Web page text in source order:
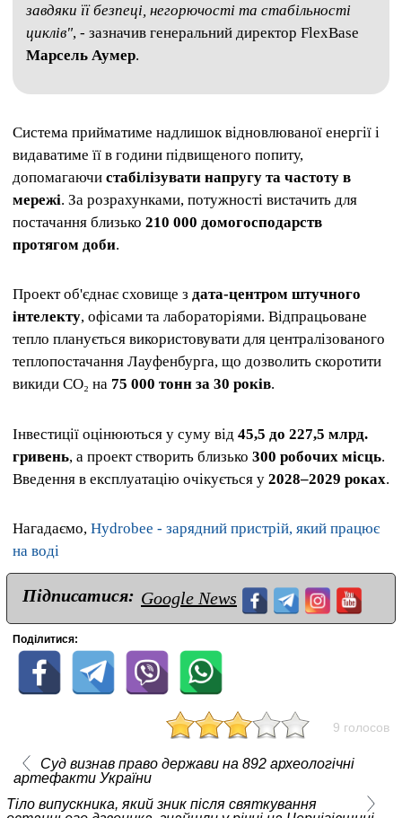
завдяки її безпеці, негорючості та стабільності
циклів", - зазначив генеральний директор FlexBase
Марсель Аумер.
Система прийматиме надлишок відновлюваної енергії і
видаватиме її в години підвищеного попиту,
допомагаючи стабілізувати напругу та частоту в
мережі. За розрахунками, потужності вистачить для
постачання близько 210 000 домогосподарств
протягом доби.
Проект об'єднає сховище з дата-центром штучного
інтелекту, офісами та лабораторіями. Відпрацьоване
тепло планується використовувати для централізованого
теплопостачання Лауфенбурга, що дозволить скоротити
викиди CO₂ на 75 000 тонн за 30 років.
Інвестиції оцінюються у суму від 45,5 до 227,5 млрд.
гривень, а проект створить близько 300 робочих місць.
Введення в експлуатацію очікується у 2028–2029 роках.
Нагадаємо, Hydrobee - зарядний пристрій, який працює
на воді
Підписатися: Google News
Поділитися:
9 голосов
Суд визнав право держави на 892 археологічні
артефакти України
Тіло випускника, який зник після святкування